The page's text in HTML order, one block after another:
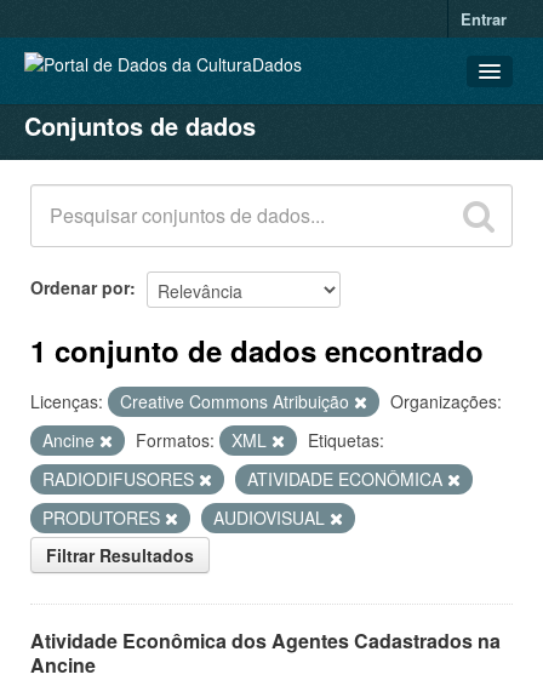
Entrar
CONJUNTOS DE DADOS
ORGANIZAÇÕES
GRUPOS
SOBRE
Conjuntos de dados
Ordenar por
1 conjunto de dados encontrado
Licenças: Creative Commons Atribuição
Organizações:
Ancine
Formatos: XML
Etiquetas:
RADIODIFUSORES
ATIVIDADE ECONÔMICA
PRODUTORES
AUDIOVISUAL
Filtrar Resultados
Atividade Econômica dos Agentes Cadastrados na
Ancine